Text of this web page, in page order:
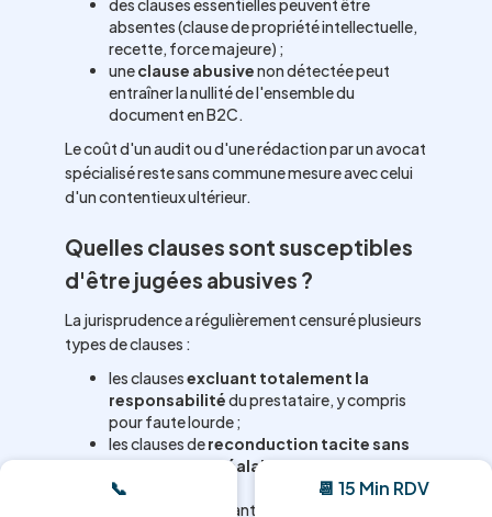
des clauses essentielles peuvent être
absentes (clause de propriété intellectuelle,
recette, force majeure) ;
uneclause abusivenon détectée peut
entraîner la nullité de l'ensemble du
document en B2C.
Le coût d'un audit ou d'une rédaction par un avocat
spécialisé reste sans commune mesure avec celui
d'un contentieux ultérieur.
Quelles clauses sont susceptibles
d'être jugées abusives ?
La jurisprudence a régulièrement censuré plusieurs
types de clauses :
les clausesexcluant totalement la
responsabilitédu prestataire, y compris
pour faute lourde ;
les clauses dereconduction tacite sans
information préalabledu consommateur
;
les clauses imposant une
📞 📆 15 Min RDV